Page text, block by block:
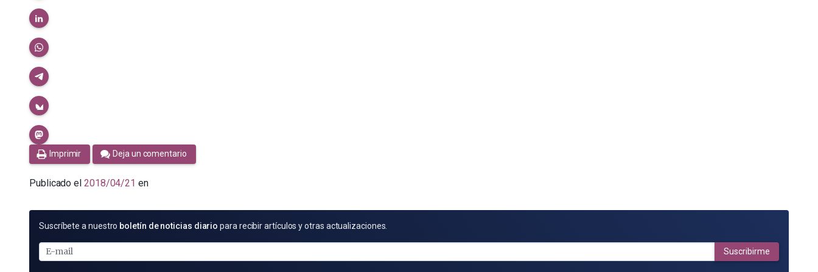
Imprimir Deja un comentario
Publicado el 2018/04/21 en
SUSCRÍBETE
E-
MAIL
Suscríbete a nuestro boletín de noticias diario para recibir artículos y otras actualizaciones.
Suscribirme